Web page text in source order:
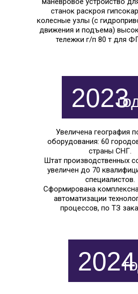
станок раскроя
колесные узлы (с
движения и подъема)
тележки г/п 80 т для
2023
Увеличена география
оборудования: 60
страны СНГ.
Штат производственных
увеличен до 70
специалистов.
Сформирована
автоматизации
процессов, по ТЗ
2024